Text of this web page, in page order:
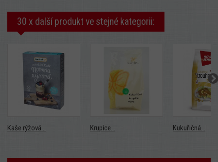
30 x další produkt ve stejné kategorii:
Kaše rýžová... Krupice... Kukuřičná...